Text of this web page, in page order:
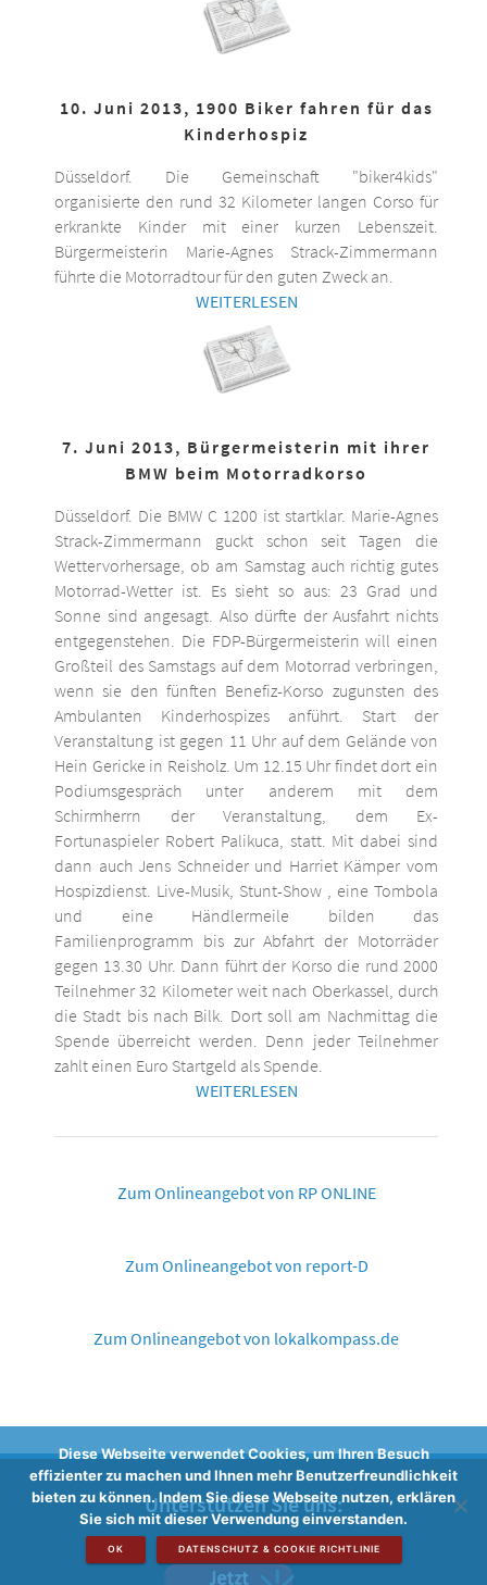
10. Juni 2013, 1900 Biker fahren für das
Kinderhospiz
Düsseldorf. Die Gemeinschaft "biker4kids"
organisierte den rund 32 Kilometer langen Corso für
erkrankte Kinder mit einer kurzen Lebenszeit.
Bürgermeisterin Marie-Agnes Strack-Zimmermann
führte die Motorradtour für den guten Zweck an.
WEITERLESEN
7. Juni 2013, Bürgermeisterin mit ihrer
BMW beim Motorradkorso
Düsseldorf. Die BMW C 1200 ist startklar. Marie-Agnes
Strack-Zimmermann guckt schon seit Tagen die
Wettervorhersage, ob am Samstag auch richtig gutes
Motorrad-Wetter ist. Es sieht so aus: 23 Grad und
Sonne sind angesagt. Also dürfte der Ausfahrt nichts
entgegenstehen. Die FDP-Bürgermeisterin will einen
Großteil des Samstags auf dem Motorrad verbringen,
wenn sie den fünften Benefiz-Korso zugunsten des
Ambulanten Kinderhospizes anführt. Start der
Veranstaltung ist gegen 11 Uhr auf dem Gelände von
Hein Gericke in Reisholz. Um 12.15 Uhr findet dort ein
Podiumsgespräch unter anderem mit dem
Schirmherrn der Veranstaltung, dem Ex-
Fortunaspieler Robert Palikuca, statt. Mit dabei sind
dann auch Jens Schneider und Harriet Kämper vom
Hospizdienst. Live-Musik, Stunt-Show , eine Tombola
und eine Händlermeile bilden das
Familienprogramm bis zur Abfahrt der Motorräder
gegen 13.30 Uhr. Dann führt der Korso die rund 2000
Teilnehmer 32 Kilometer weit nach Oberkassel, durch
die Stadt bis nach Bilk. Dort soll am Nachmittag die
Spende überreicht werden. Denn jeder Teilnehmer
zahlt einen Euro Startgeld als Spende.
WEITERLESEN
Zum Onlineangebot von RP ONLINE
Zum Onlineangebot von report-D
Zum Onlineangebot von lokalkompass.de
Unterstützen Sie uns:
Diese Webseite verwendet Cookies, um Ihren Besuch
effizienter zu machen und Ihnen mehr Benutzerfreundlichkeit
bieten zu können. Indem Sie diese Webseite nutzen, erklären
Sie sich mit dieser Verwendung einverstanden.
OK DATENSCHUTZ & COOKIE RICHTLINIE